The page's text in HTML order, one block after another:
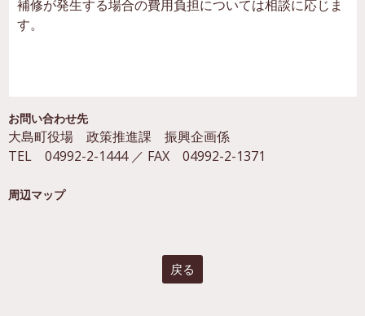
補修が発生する場合の費用負担については相談に応じま
す。
お問い合わせ先
大島町役場 政策推進課 振興企画係
TEL 04992-2-1444 ／ FAX 04992-2-1371
周辺マップ
戻る